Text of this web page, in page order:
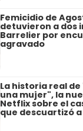
Femicidio de
detuvieron a dos
Barrelier por
agravado
La historia real de
una mujer", la
Netflix sobre el
que descuartizó